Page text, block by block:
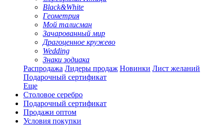
Black&White
Геометрия
Мой талисман
Зачарованный мир
Драгоценное кружево
Wedding
Знаки зодиака
Распродажа Лидеры продаж Новинки Лист желаний
Подарочный сертификат
Еще
Столовое серебро
Подарочный сертификат
Продажи оптом
Условия покупки